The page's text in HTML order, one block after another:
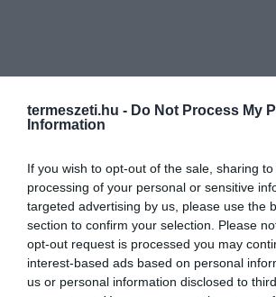
termeszeti.hu - Do Not Process My
Information
If you wish to opt-out of the sale, sharing
processing of your personal or sensitive
targeted advertising by us, please use the
section to confirm your selection. Please
opt-out request is processed you may
interest-based ads based on personal
us or personal information disclosed to